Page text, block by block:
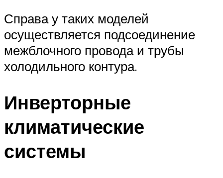
Справа у таких моделей
осуществляется подсоединение
межблочного провода и трубы
холодильного контура.
Инверторные
климатические
системы